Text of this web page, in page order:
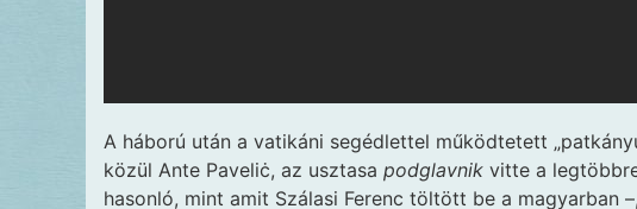
A háború után a vatikáni segédlettel működtetett
közül Ante Paveliċ, az usztasa podglavnik vitte a
hasonló, mint amit Szálasi Ferenc töltött be a magyarban